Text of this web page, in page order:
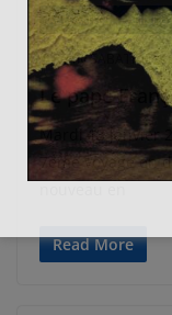
ACTUALITÉS ASIE DU
Rémy SABATHIE
Le pape
Mardi 13 janvier
7ème voyage en
Read More